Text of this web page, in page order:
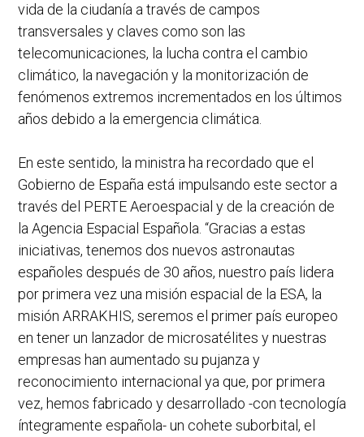
vida de la ciudanía a través de campos
transversales y claves como son las
telecomunicaciones, la lucha contra el cambio
climático, la navegación y la monitorización de
fenómenos extremos incrementados en los últimos
años debido a la emergencia climática.
En este sentido, la ministra ha recordado que el
Gobierno de España está impulsando este sector a
través del PERTE Aeroespacial y de la creación de
la Agencia Espacial Española. “Gracias a estas
iniciativas, tenemos dos nuevos astronautas
españoles después de 30 años, nuestro país lidera
por primera vez una misión espacial de la ESA, la
misión ARRAKHIS, seremos el primer país europeo
en tener un lanzador de microsatélites y nuestras
empresas han aumentado su pujanza y
reconocimiento internacional ya que, por primera
vez, hemos fabricado y desarrollado -con tecnología
íntegramente española- un cohete suborbital, el